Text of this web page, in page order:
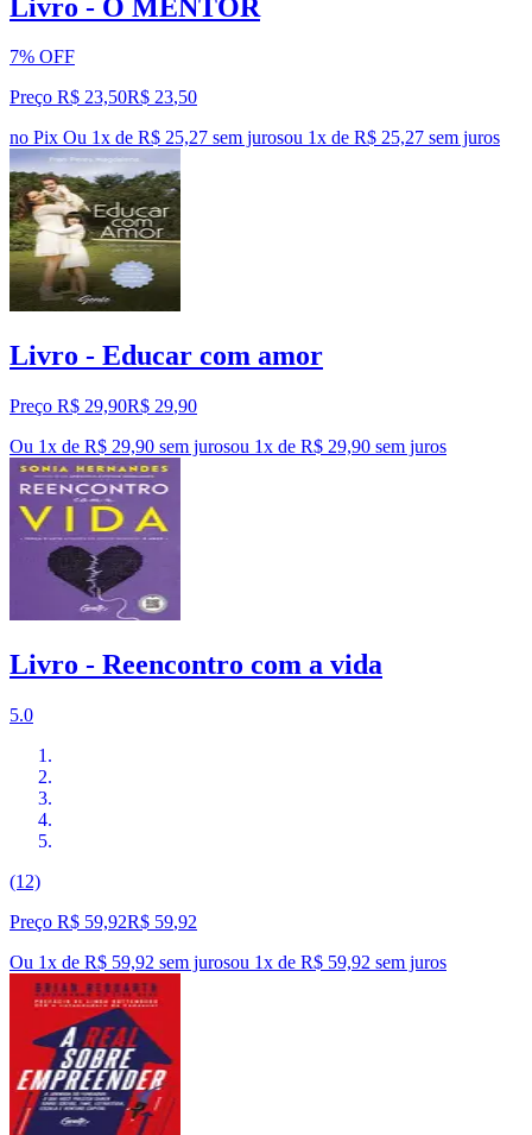
Livro - O MENTOR
7% OFF
Preço R$ 23,50R$ 23,50
no Pix Ou 1x de R$ 25,27 sem jurosou 1x de R$ 25,27 sem juros
Livro - Educar com amor
Preço R$ 29,90R$ 29,90
Ou 1x de R$ 29,90 sem jurosou 1x de R$ 29,90 sem juros
Livro - Reencontro com a vida
5.0
(12)
Preço R$ 59,92R$ 59,92
Ou 1x de R$ 59,92 sem jurosou 1x de R$ 59,92 sem juros